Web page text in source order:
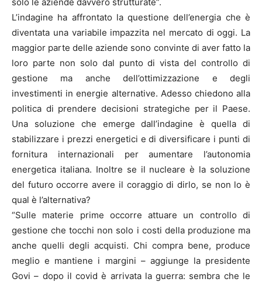
L’indagine ha affrontato la questione dell’energia che è
diventata una variabile impazzita nel mercato di oggi. La
maggior parte delle aziende sono convinte di aver fatto la
loro parte non solo dal punto di vista del controllo di
gestione ma anche dell’ottimizzazione e degli
investimenti in energie alternative. Adesso chiedono alla
politica di prendere decisioni strategiche per il Paese.
Una soluzione che emerge dall’indagine è quella di
stabilizzare i prezzi energetici e di diversificare i punti di
fornitura internazionali per aumentare l’autonomia
energetica italiana. Inoltre se il nucleare è la soluzione
del futuro occorre avere il coraggio di dirlo, se non lo è
qual è l’alternativa?
“Sulle materie prime occorre attuare un controllo di
gestione che tocchi non solo i costi della produzione ma
anche quelli degli acquisti. Chi compra bene, produce
meglio e mantiene i margini – aggiunge la presidente
Govi – dopo il covid è arrivata la guerra: sembra che le